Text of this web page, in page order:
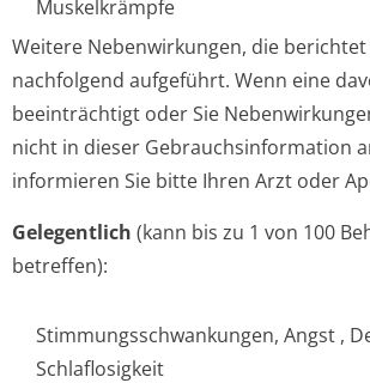
Muskelkrämpfe
Weitere Nebenwirkungen, die
nachfolgend aufgeführt. Wenn eine
beeinträchtigt oder Sie
nicht in dieser Gebrauchsinfor­mation
informieren Sie bitte Ihren Arzt oder
Gelegentlich (kann bis zu 1 von 100
betreffen):
Stimmungsschwan­kungen, Angst ,
Schlaflosigkeit